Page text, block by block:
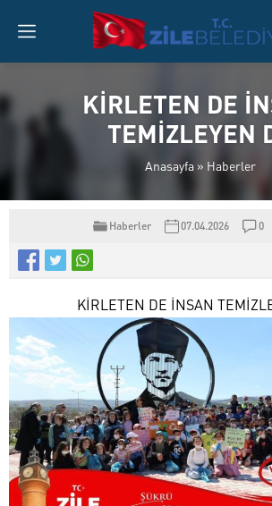
KİRLETEN DE
TEMİZLEYEN
Anasayfa » Haberler
Haberler 07.04.2026 0
KİRLETEN DE İNSAN